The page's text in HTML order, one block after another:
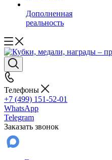
Дополненная
реальность
Телефоны
+7 (499) 151-52-01
WhatsApp
Telegram
Заказать звонок